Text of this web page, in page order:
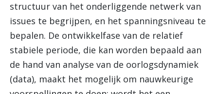
structuur van het onderliggende netwerk van
issues te begrijpen, en het spanningsniveau te
bepalen. De ontwikkelfase van de relatief
stabiele periode, die kan worden bepaald aan
de hand van analyse van de oorlogsdynamiek
(data), maakt het mogelijk om nauwkeurige